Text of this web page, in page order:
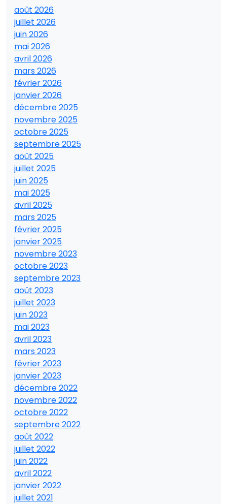
août 2026
juillet 2026
juin 2026
mai 2026
avril 2026
mars 2026
février 2026
janvier 2026
décembre 2025
novembre 2025
octobre 2025
septembre 2025
août 2025
juillet 2025
juin 2025
mai 2025
avril 2025
mars 2025
février 2025
janvier 2025
novembre 2023
octobre 2023
septembre 2023
août 2023
juillet 2023
juin 2023
mai 2023
avril 2023
mars 2023
février 2023
janvier 2023
décembre 2022
novembre 2022
octobre 2022
septembre 2022
août 2022
juillet 2022
juin 2022
avril 2022
janvier 2022
juillet 2021